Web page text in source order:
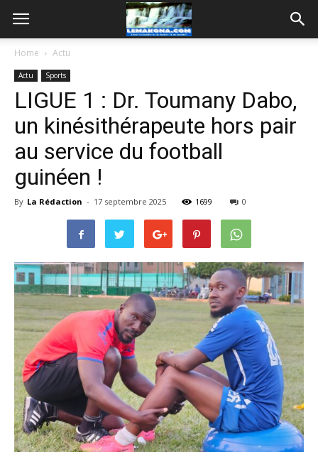
Home Actu
Actu Sports
LIGUE 1 : Dr. Toumany Dabo,
un kinésithérapeute hors pair
au service du football
guinéen !
By La Rédaction - 17 septembre 2025 1699 0